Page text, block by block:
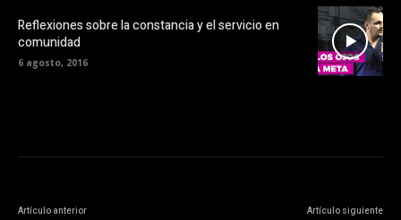
Reflexiones sobre la constancia y el servicio en
comunidad
6 agosto, 2016
Artículo anterior Artículo siguiente